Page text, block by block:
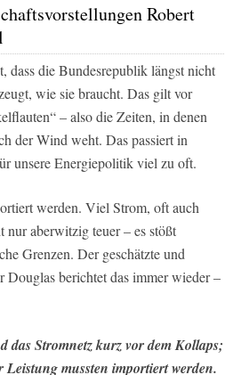
Robert
dass die Bundesrepublik längst nicht
wie sie braucht. Das gilt vor
– also die Zeiten, in denen
der Wind weht. Das passiert in
unsere Energiepolitik viel zu oft.
werden. Viel Strom, oft auch
nur aberwitzig teuer – es stößt
Grenzen. Der geschätzte und
berichtet das immer wieder –
das Stromnetz kurz vor dem Kollaps;
mussten importiert werden.